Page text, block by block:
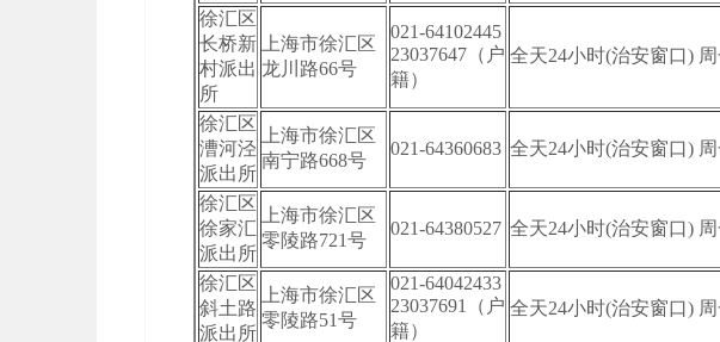
徐汇区
长桥新
村派出
所
上海市徐汇区
龙川路66号
021-64102445
23037647（户
籍）
全天24小时(治安窗口)
徐汇区
漕河泾
派出所
上海市徐汇区
南宁路668号
021-64360683 全天24小时(治安窗口)
徐汇区
徐家汇
派出所
上海市徐汇区
零陵路721号
021-64380527 全天24小时(治安窗口)
徐汇区
斜土路
派出所
上海市徐汇区
零陵路51号
021-64042433
23037691（户
籍）
全天24小时(治安窗口)